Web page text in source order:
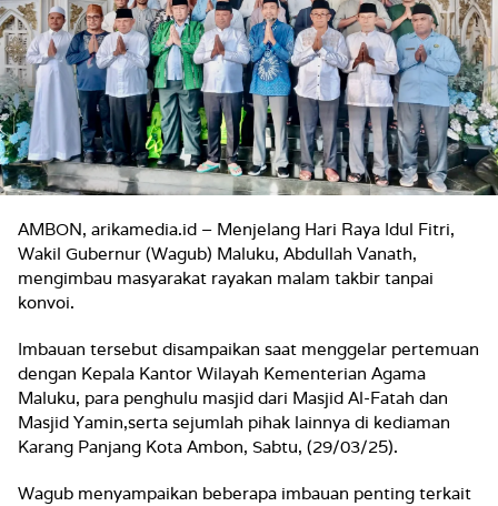
AMBON, arikamedia.id – Menjelang Hari Raya Idul Fitri,
Wakil Gubernur (Wagub) Maluku, Abdullah Vanath,
mengimbau masyarakat rayakan malam takbir tanpai
konvoi.
Imbauan tersebut disampaikan saat menggelar pertemuan
dengan Kepala Kantor Wilayah Kementerian Agama
Maluku, para penghulu masjid dari Masjid Al-Fatah dan
Masjid Yamin,serta sejumlah pihak lainnya di kediaman
Karang Panjang Kota Ambon, Sabtu, (29/03/25).
Wagub menyampaikan beberapa imbauan penting terkait